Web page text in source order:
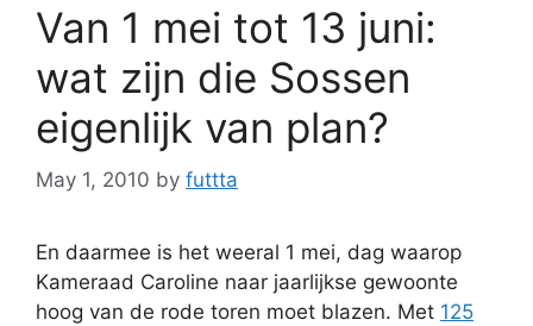
Van 1 mei tot 13 juni:
wat zijn die Sossen
eigenlijk van plan?
May 1, 2010 by futtta
En daarmee is het weeral 1 mei, dag waarop
Kameraad Caroline naar jaarlijkse gewoonte
hoog van de rode toren moet blazen. Met 125